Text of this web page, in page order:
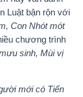
Luật bận rộn với
Con Nhót mót
chương trình
sinh, Mùi vị
mới có Tiến